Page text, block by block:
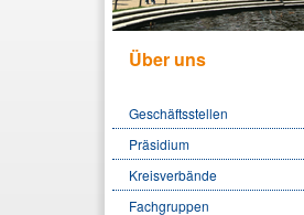
Über uns
Geschäftsstellen
Präsidium
Kreisverbände
Fachgruppen